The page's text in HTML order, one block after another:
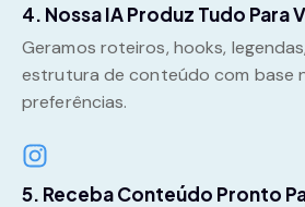
4. Nossa IA Produz Tudo Para
Geramos roteiros, hooks,
estrutura de conteúdo com base
preferências.
5. Receba Conteúdo Pronto